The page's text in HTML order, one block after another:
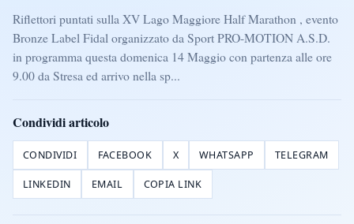
Riflettori puntati sulla XV Lago Maggiore Half Marathon , evento
Bronze Label Fidal organizzato da Sport PRO-MOTION A.S.D.
in programma questa domenica 14 Maggio con partenza alle ore
9.00 da Stresa ed arrivo nella sp...
Condividi articolo
CONDIVIDI FACEBOOK X WHATSAPP TELEGRAM
LINKEDIN EMAIL COPIA LINK